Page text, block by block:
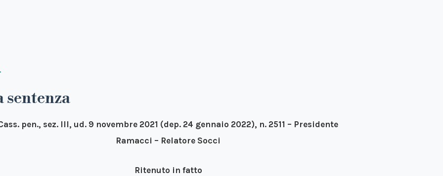
sentenza
pen., sez. III, ud. 9 novembre 2021 (dep. 24 gennaio 2022), n. 2511 – Presidente
Ramacci – Relatore Socci
Ritenuto in fatto